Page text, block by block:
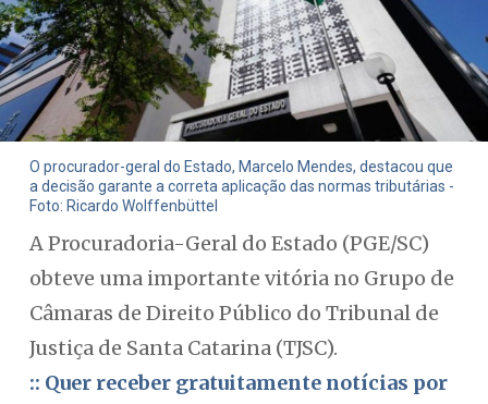
O procurador-geral do Estado, Marcelo Mendes, destacou que
a decisão garante a correta aplicação das normas tributárias -
Foto: Ricardo Wolffenbüttel
A Procuradoria-Geral do Estado (PGE/SC)
obteve uma importante vitória no Grupo de
Câmaras de Direito Público do Tribunal de
Justiça de Santa Catarina (TJSC).
:: Quer receber gratuitamente notícias por